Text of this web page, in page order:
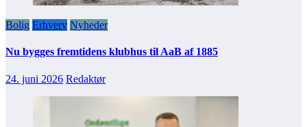
Bolig Erhverv Nyheder
Nu bygges fremtidens klubhus til AaB af 1885
24. juni 2026 Redaktør